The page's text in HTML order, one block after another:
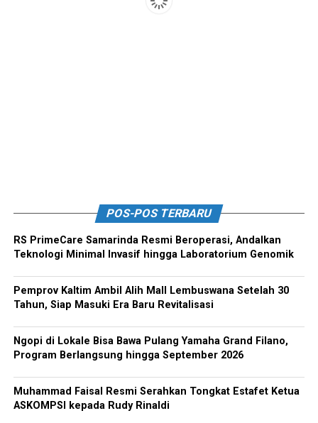
POS-POS TERBARU
RS PrimeCare Samarinda Resmi Beroperasi, Andalkan
Teknologi Minimal Invasif hingga Laboratorium Genomik
Pemprov Kaltim Ambil Alih Mall Lembuswana Setelah 30
Tahun, Siap Masuki Era Baru Revitalisasi
Ngopi di Lokale Bisa Bawa Pulang Yamaha Grand Filano,
Program Berlangsung hingga September 2026
Muhammad Faisal Resmi Serahkan Tongkat Estafet Ketua
ASKOMPSI kepada Rudy Rinaldi